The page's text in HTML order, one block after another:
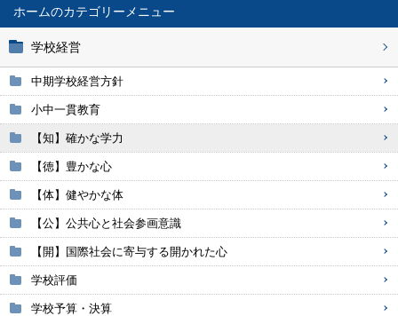
ホーム
学校経営
中期学校経営方針
小中一貫教育
【知】確かな学力
【徳】豊かな心
【体】健やかな体
【公】公共心と社会参画意識
【開】国際社会に寄与する開かれた心
学校評価
学校予算・決算